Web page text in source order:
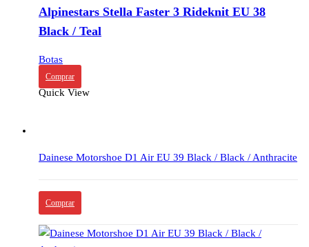
Alpinestars Stella Faster 3 Rideknit EU 38
Black / Teal
Botas
Comprar
Quick View
Dainese Motorshoe D1 Air EU 39 Black / Black / Anthracite
Comprar